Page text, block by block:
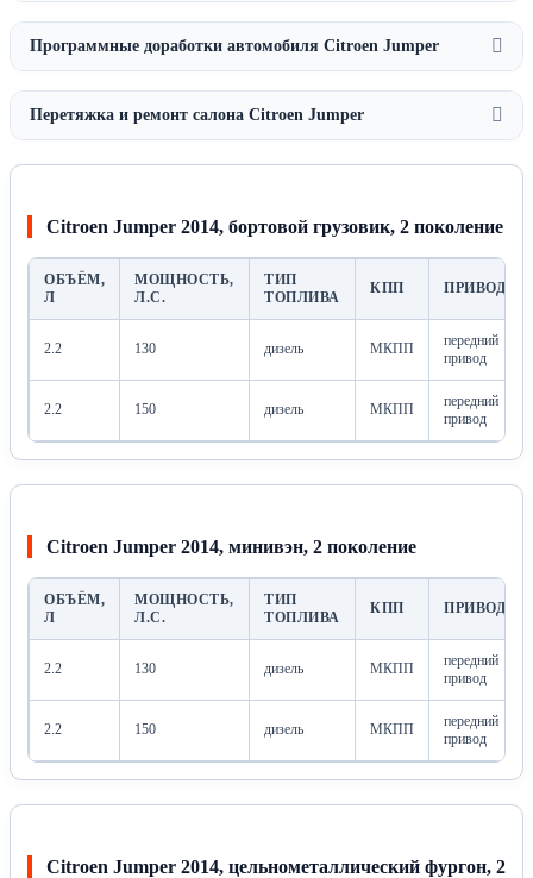
Программные доработки автомобиля Citroen Jumper
Перетяжка и ремонт салона Citroen Jumper
Citroen Jumper 2014, бортовой грузовик, 2 поколение
ОБЪЁМ,
Л
МОЩНОСТЬ,
Л.С.
ТИП
ТОПЛИВА
КПП ПРИВОД
2.2 130 дизель МКПП
передний
привод
2.2 150 дизель МКПП
передний
привод
Citroen Jumper 2014, минивэн, 2 поколение
ОБЪЁМ,
Л
МОЩНОСТЬ,
Л.С.
ТИП
ТОПЛИВА
КПП ПРИВОД
2.2 130 дизель МКПП
передний
привод
2.2 150 дизель МКПП
передний
привод
Citroen Jumper 2014, цельнометаллический фургон, 2